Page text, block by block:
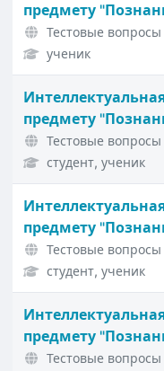
предмету
Тестовые
ученик
предмету
Тестовые вопросы
студент, ученик
предмету
Тестовые
студент, ученик
предмету
Тестовые